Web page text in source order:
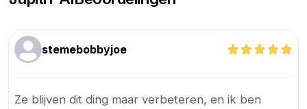
stemebobbyjoe
Ze blijven dit ding maar verbeteren, en ik ben